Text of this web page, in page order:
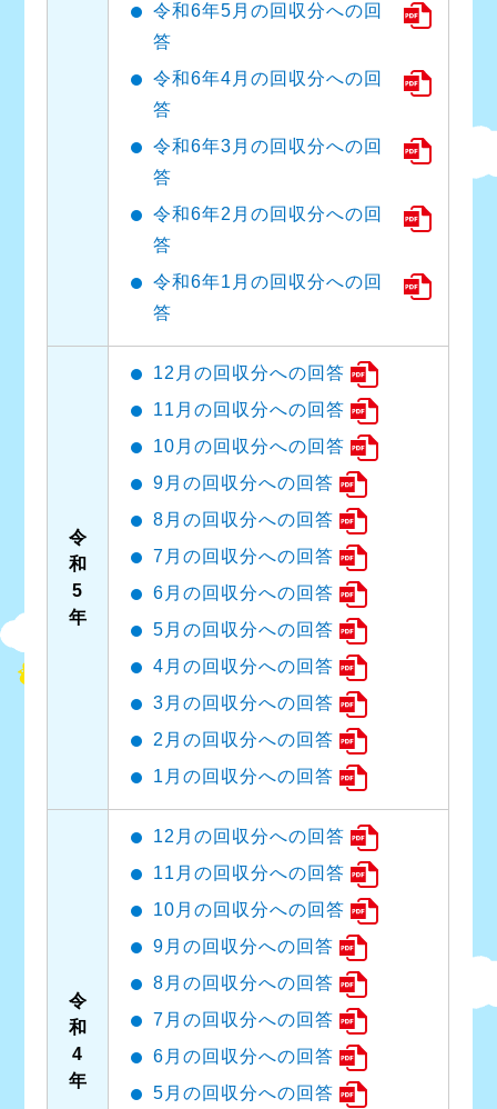
令和6年5月の回収分への回
答
令和6年4月の回収分への回
答
令和6年3月の回収分への回
答
令和6年2月の回収分への回
答
令和6年1月の回収分への回
答
令
和
5
年
12月の回収分への回答
11月の回収分への回答
10月の回収分への回答
9月の回収分への回答
8月の回収分への回答
7月の回収分への回答
6月の回収分への回答
5月の回収分への回答
4月の回収分への回答
3月の回収分への回答
2月の回収分への回答
1月の回収分への回答
令
和
4
年
12月の回収分への回答
11月の回収分への回答
10月の回収分への回答
9月の回収分への回答
8月の回収分への回答
7月の回収分への回答
6月の回収分への回答
5月の回収分への回答